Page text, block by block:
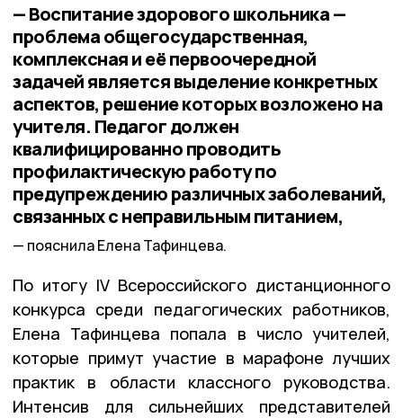
— Воспитание здорового школьника —
проблема общегосударственная,
комплексная и её первоочередной
задачей является выделение конкретных
аспектов, решение которых возложено на
учителя. Педагог должен
квалифицированно проводить
профилактическую работу по
предупреждению различных заболеваний,
связанных с неправильным питанием,
пояснила Елена Тафинцева.
По итогу IV Всероссийского дистанционного
конкурса среди педагогических работников,
Елена Тафинцева попала в число учителей,
которые примут участие в марафоне лучших
практик в области классного руководства.
Интенсив для сильнейших представителей